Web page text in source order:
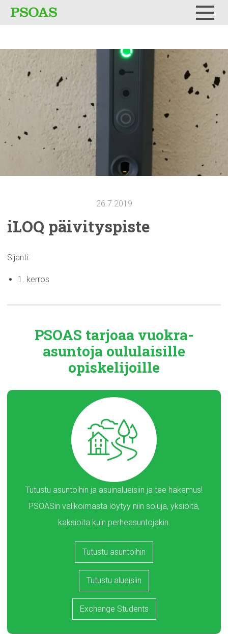
26.7.2019
iLOQ päivityspiste
Sijanti:
1. kerros
PSOAS tarjoaa vuokra-
asuntoja oululaisille
opiskelijoille
Tutustu asuntoihin ja asuinalueisiin ja tee hakemus!
PSOASin valikoimasta löytyy niin soluja, yksiöitä,
kaksioita kuin perheasuntojakin.
Tutustu asuntoihin
Tutustu alueisiin
Exchange Students